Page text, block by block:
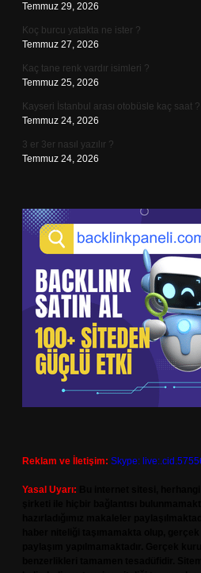
Temmuz 29, 2026
Koç burcu yatakta ne ister ?
Temmuz 27, 2026
Kaç tane renk vardır isimleri ?
Temmuz 25, 2026
Kayseri İstanbul arası otobüsle kaç saat ?
Temmuz 24, 2026
3 er 3er nasıl yazılır ?
Temmuz 24, 2026
Reklam ve İletişim: Skype:
Yasal Uyarı: